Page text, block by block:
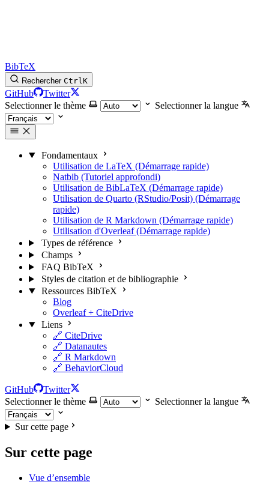
BibTeX
Rechercher CtrlK
GitHub
Twitter
Selectionner le thème
Selectionner la langue
Fondamentaux
Utilisation de LaTeX (Démarrage rapide)
Natbib (Tutoriel approfondi)
Utilisation de BibLaTeX (Démarrage rapide)
Utilisation de Quarto (RStudio/Posit) (Démarrage
rapide)
Utilisation de R Markdown (Démarrage rapide)
Utilisation d'Overleaf (Démarrage rapide)
Types de référence
Champs
FAQ BibTeX
Styles de citation et de bibliographie
Ressources BibTeX
Blog
Overleaf + CiteDrive
Liens
🔗 CiteDrive
🔗 Datanautes
🔗 R Markdown
🔗 BehaviorCloud
GitHub
Twitter
Selectionner le thème
Selectionner la langue
Sur cette page
Sur cette page
Vue d’ensemble